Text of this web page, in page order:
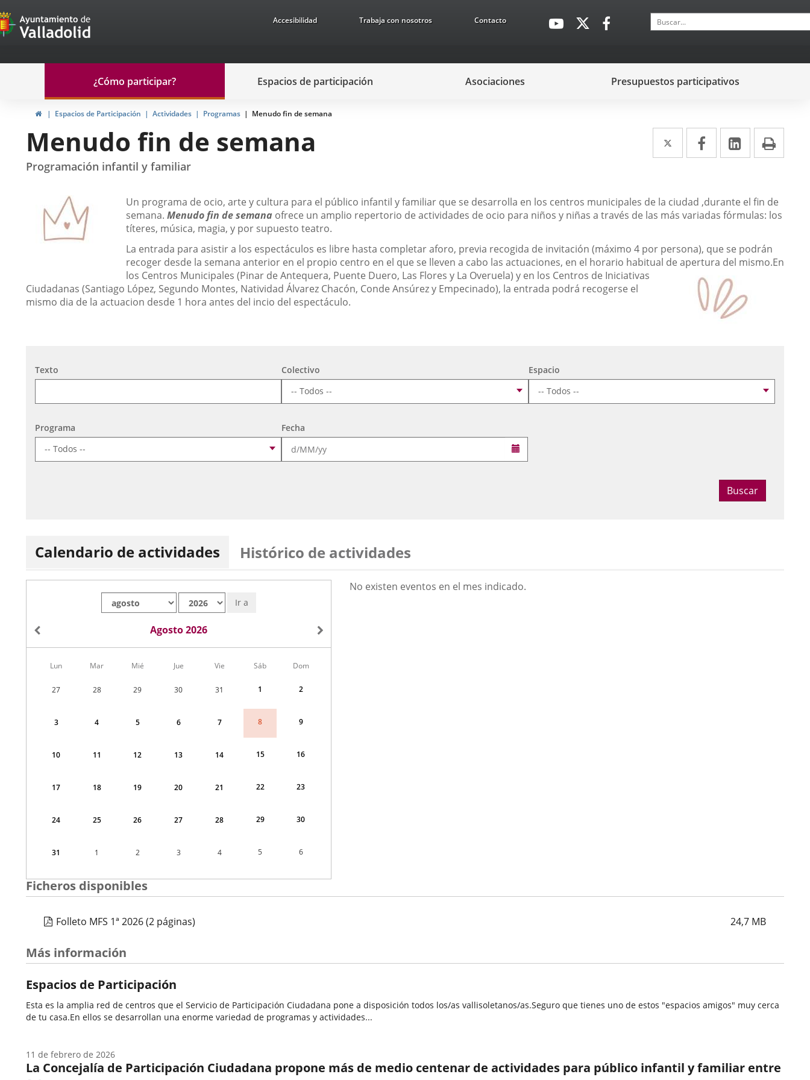
Portal
de
Participación
Accesibilidad Trabaja con nosotros Contacto
Enlace
aplicación
Enlace
aplicación
externa.
aplicación
externa.
Buscar
navegación
Participación
¿Cómo participar? Espacios de participación Asociaciones Presupuestos participativos
InicioEspacios de Participación Actividades Programas Menudo fin de semana
Menudo fin de semana
Programación infantil y familiar
Twitter
Enlace
a
aplicación
externa.
Facebook
Enlace
a
aplicación
externa.
LinkedIn
Enlace
a
aplicación
externa.
Descripción
Un programa de ocio, arte y cultura para el público infantil y familiar que se desarrolla en los centros municipales de la ciudad ,durante el fin de
semana. Menudo fin de semana ofrece un amplio repertorio de actividades de ocio para niños y niñas a través de las más variadas fórmulas: los
títeres, música, magia, y por supuesto teatro.
La entrada para asistir a los espectáculos es libre hasta completar aforo, previa recogida de invitación (máximo 4 por persona), que se podrán
recoger desde la semana anterior en el propio centro en el que se lleven a cabo las actuaciones, en el horario habitual de apertura del mismo.En
los Centros Municipales (Pinar de Antequera, Puente Duero, Las Flores y La Overuela) y en los Centros de Iniciativas
Ciudadanas (Santiago López, Segundo Montes, Natividad Álvarez Chacón, Conde Ansúrez y Empecinado), la entrada podrá recogerse el
mismo dia de la actuacion desde 1 hora antes del incio del espectáculo.
Búsqueda
Texto Colectivo Espacio
Programa
Fecha
Buscar
Calendario de actividades Histórico de actividades
Ir a
Agosto 2026
Calendario
correspondiente
Lun Mar Mié Jue Vie Sáb Dom
27 28 29 30 31 1 2
3 4 5 6 7 8 9
10 11 12 13 14 15 16
17 18 19 20 21 22 23
24 25 26 27 28 29 30
31 1 2 3 4 5 6
AGOSTO
No existen eventos en el mes indicado.
Ficheros disponibles
Folleto MFS 1ª 2026 24,7 MB
(2 páginas)
Más información
Espacios de Participación
Esta es la amplia red de centros que el Servicio de Participación Ciudadana pone a disposición todos los/as vallisoletanos/as.Seguro que tienes uno de estos "espacios amigos" muy cerca
de tu casa.En ellos se desarrollan una enorme variedad de programas y actividades...
La Concejalía de Participación Ciudadana propone más de medio centenar de actividades para público infantil y familiar entre
11 de febrero de 2026